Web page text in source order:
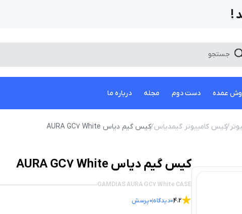
!
عمده دست دوم مجله درباره ما
کیس کامپیوتر گیمدیاس کیس گیم دیاس AURA GC7 White
کیس گیم دیاس AURA GC7 White
GAMDIAS AURA GC7 White CASE
4.2
0دیدگاه0پرسش